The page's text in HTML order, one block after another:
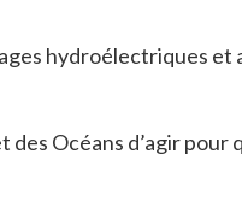
hydroélectriques et
Océans d’agir pour